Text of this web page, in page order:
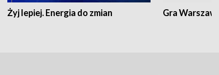
Żyj lepiej. Energia do zmian Gra